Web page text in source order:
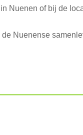
Nuenen of bij de
Nuenense